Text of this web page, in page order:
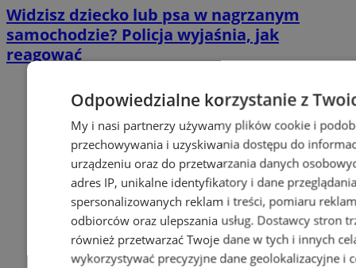
Widzisz dziecko lub psa w nagrzanym
samochodzie? Policja wyjaśnia, jak
reagować
Odpowiedzialne korzystanie z
My i nasi partnerzy używamy plików cookie i
przechowywania i uzyskiwania dostępu do
urządzeniu oraz do przetwarzania danych
adres IP, unikalne identyfikatory i dane
spersonalizowanych reklam i treści, pomiaru
odbiorców oraz ulepszania usług. Dostawcy stron
również przetwarzać Twoje dane w tych i innych
wykorzystywać precyzyjne dane geolokalizacyjne i